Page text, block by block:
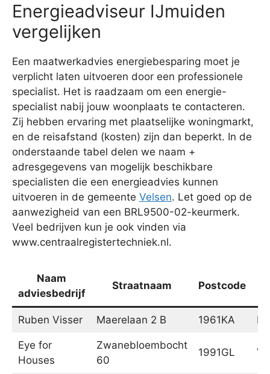
Energieadviseur IJmuiden
vergelijken
Een maatwerkadvies energiebesparing moet je
verplicht laten uitvoeren door een professionele
specialist. Het is raadzaam om een energie-
specialist nabij jouw woonplaats te contacteren.
Zij hebben ervaring met plaatselijke woningmarkt,
en de reisafstand (kosten) zijn dan beperkt. In de
onderstaande tabel delen we naam +
adresgegevens van mogelijk beschikbare
specialisten die een energieadvies kunnen
uitvoeren in de gemeente Velsen. Let goed op de
aanwezigheid van een BRL9500-02-keurmerk.
Veel bedrijven kun je ook vinden via
www.centraalregistertechniek.nl.
Naam
adviesbedrijf
Straatnaam Postcode
Ruben Visser Maerelaan 2 B 1961KA
Eye for
Houses
Zwanebloembocht
60
1991GL